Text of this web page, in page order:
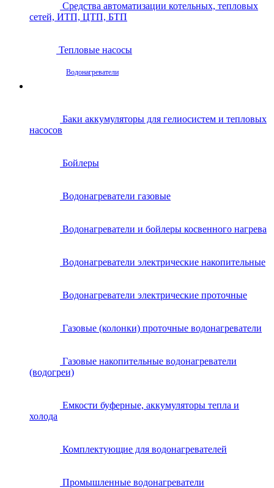
Средства автоматизации котельных, тепловых
сетей, ИТП, ЦТП, БТП
Тепловые насосы
Водонагреватели
Баки аккумуляторы для гелиосистем и тепловых
насосов
Бойлеры
Водонагреватели газовые
Водонагреватели и бойлеры косвенного нагрева
Водонагреватели электрические накопительные
Водонагреватели электрические проточные
Газовые (колонки) проточные водонагреватели
Газовые накопительные водонагреватели
(водогреи)
Емкости буферные, аккумуляторы тепла и
холода
Комплектующие для водонагревателей
Промышленные водонагреватели